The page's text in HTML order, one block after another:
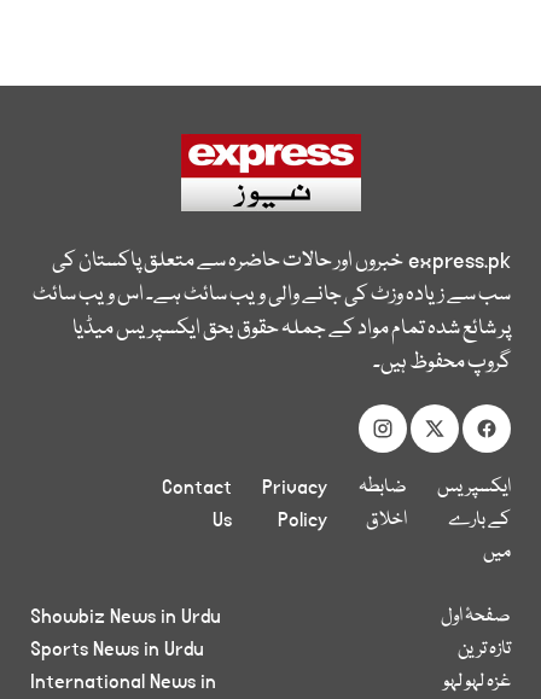
express.pkخبروں اور حالات حاضرہ سے متعلق پاکستان کی
سب سے زیادہ وزٹ کی جانے والی ویب سائٹ ہے۔ اس ویب سائٹ
پر شائع شدہ تمام مواد کے جملہ حقوق بحق ایکسپریس میڈیا
گروپ محفوظ ہیں۔
ایکسپریس
کے بارے
میں
ضابطہ
اخلاق
Privacy
Policy
Contact
Us
صفحۂ اول
تازہ ترین
غزہ لہو لہو
Showbiz News in Urdu
Sports News in Urdu
International News in